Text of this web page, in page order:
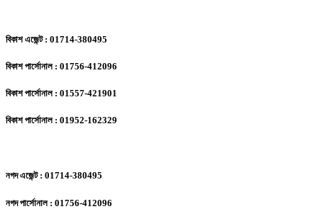
বিকাশ এজেন্ট : 01714-380495
বিকাশ পার্সোনাল : 01756-412096
বিকাশ পার্সোনাল : 01557-421901
বিকাশ পার্সোনাল : 01952-162329
নগদ এজেন্ট : 01714-380495
নগদ পার্সোনাল : 01756-412096